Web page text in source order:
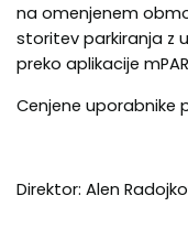
na omenjenem
storitev parkiranja z
preko aplikacije
Cenjene uporabnike
Direktor: Alen